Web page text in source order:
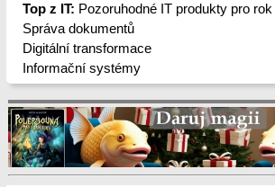
Top z IT: Pozoruhodné IT produkty pro rok
Správa dokumentů
Digitální transformace
Informační systémy